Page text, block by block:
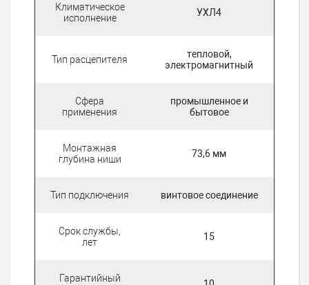
Климатическое
исполнение
УХЛ4
Тип расцепителя
тепловой,
электромагнитный
Сфера
применения
промышленное и
бытовое
Монтажная
глубина ниши
73,6 мм
Тип подключения винтовое соединение
Срок службы,
лет
15
Гарантийный